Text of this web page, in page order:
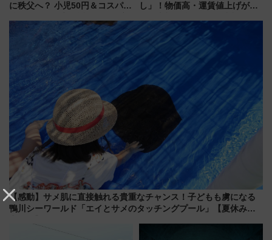
に秩父へ？ 小児50円＆コスパ最
族旅行！ 深夜の正丸トンネル探
検や特急ラビューも
し」！物価高・運賃値上げが財
りたいけど……【WILLER お盆
帰省動向調査】
【感動】サメ肌に直接触れる貴重なチャンス！子どもも虜になる
鴨川シーワールド「エイとサメのタッチングプール」【夏休み限